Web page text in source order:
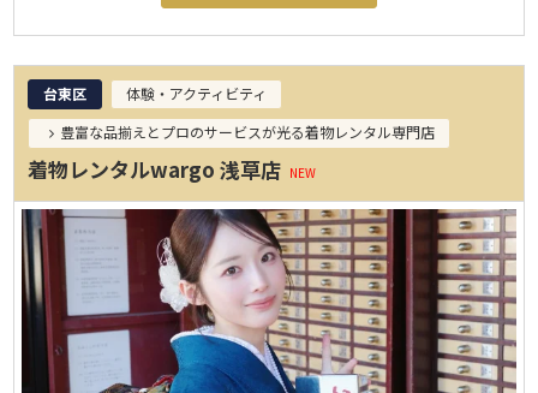
台東区
体験・アクティビティ
豊富な品揃えとプロのサービスが光る着物レンタル専門店
着物レンタルwargo 浅草店 NEW